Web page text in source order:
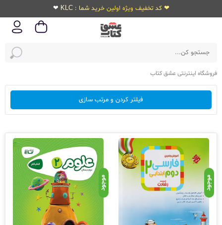
❤ کد تخفیف ویژه اولین خرید شما : KLC ❤
فروشگاه اینترنتی عشق کتاب
فیلتر کردن و مرتب سازی
موجود موجود